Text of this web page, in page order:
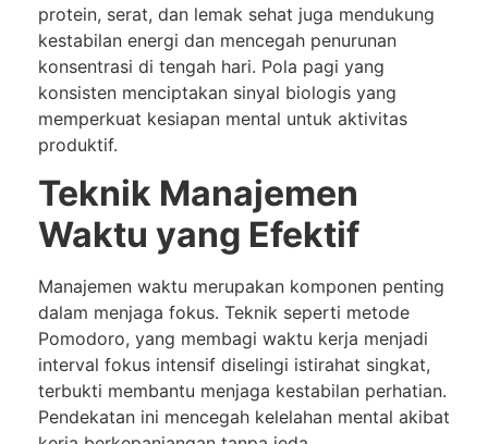
protein, serat, dan lemak sehat juga mendukung
kestabilan energi dan mencegah penurunan
konsentrasi di tengah hari. Pola pagi yang
konsisten menciptakan sinyal biologis yang
memperkuat kesiapan mental untuk aktivitas
produktif.
Teknik Manajemen
Waktu yang Efektif
Manajemen waktu merupakan komponen penting
dalam menjaga fokus. Teknik seperti metode
Pomodoro, yang membagi waktu kerja menjadi
interval fokus intensif diselingi istirahat singkat,
terbukti membantu menjaga kestabilan perhatian.
Pendekatan ini mencegah kelelahan mental akibat